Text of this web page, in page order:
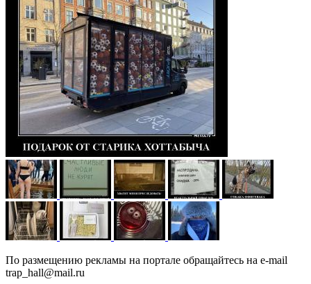
По размещению рекламы на портале обращайтесь на e-mail
trap_hall@mail.ru